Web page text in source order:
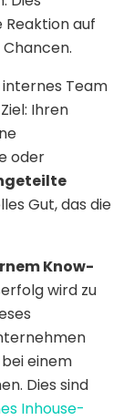
auf
internes Team
Ihren
oder
Gut, das die
Know-
wird zu
einem
Dies sind
Inhouse-